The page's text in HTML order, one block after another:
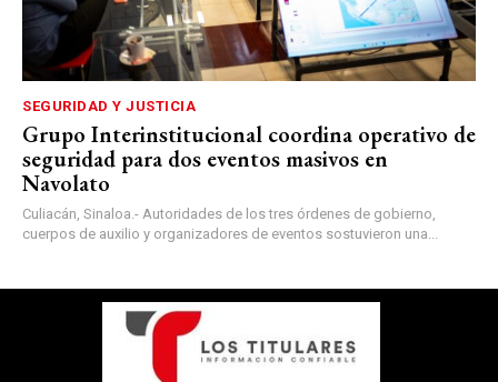
SEGURIDAD Y JUSTICIA
Grupo Interinstitucional coordina operativo de
seguridad para dos eventos masivos en
Navolato
Culiacán, Sinaloa.- Autoridades de los tres órdenes de gobierno,
cuerpos de auxilio y organizadores de eventos sostuvieron una...